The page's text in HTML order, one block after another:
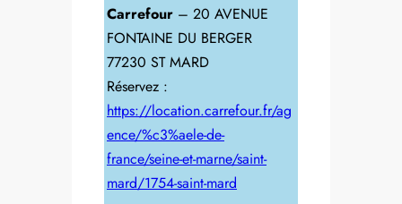
Carrefour – 20 AVENUE
FONTAINE DU BERGER
77230 ST MARD
Réservez :
https://location.carrefour.fr/ag
ence/%c3%aele-de-
france/seine-et-marne/saint-
mard/1754-saint-mard